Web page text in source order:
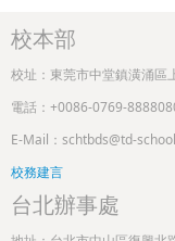
校本部
校址：東莞市中堂鎮潢涌區
電話：+0086-0769-
E-Mail：schtbds@td-
校務建言
台北辦事處